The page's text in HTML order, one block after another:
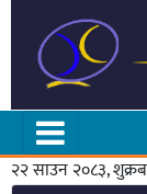
२२ साउन २०८३,